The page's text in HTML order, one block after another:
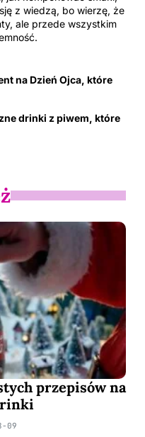
z wiedzą, bo wierzę, że
ale przede wszystkim
na Dzień Ojca, które
drinki z piwem, które
przepisów na
09